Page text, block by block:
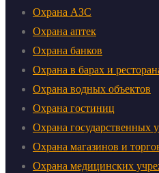
Охрана АЗС
Охрана аптек
Охрана банков
Охрана в барах и
Охрана водных объектов
Охрана гостиниц
Охрана государственных
Охрана магазинов и
Охрана медицинских